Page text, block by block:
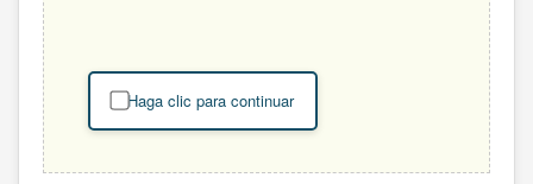
Haga clic para continuar